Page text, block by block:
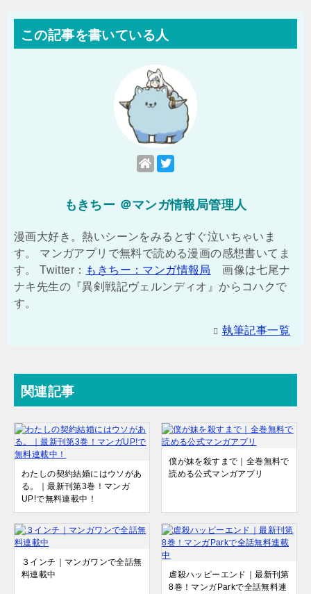
この記事を書いている人
もきちー ＠マンガ情報局管理人
漫画大好き。熱いシーンをみるとすぐ泣いちゃいま
す。 マンガアプリで無料で読める漫画の感想書いてま
す。 Twitter： もきちー：マンガ情報局
画像は七尾ナ
ナキ先生の『異剣戦記ヴェルンディオ』からコハクで
す。
執筆記事一覧
関連記事
わたしの契約結婚にはウソがあ
る。｜最新刊第3巻！マンガ
UP!で無料連載中！
僕が妹を殺すまで｜全巻無料で
読める公式マンガアプリ
３インチ｜マンガワンで全話無
料連載中
虐殺ハッピーエンド｜最新刊第
8巻！マンガParkで全話無料連